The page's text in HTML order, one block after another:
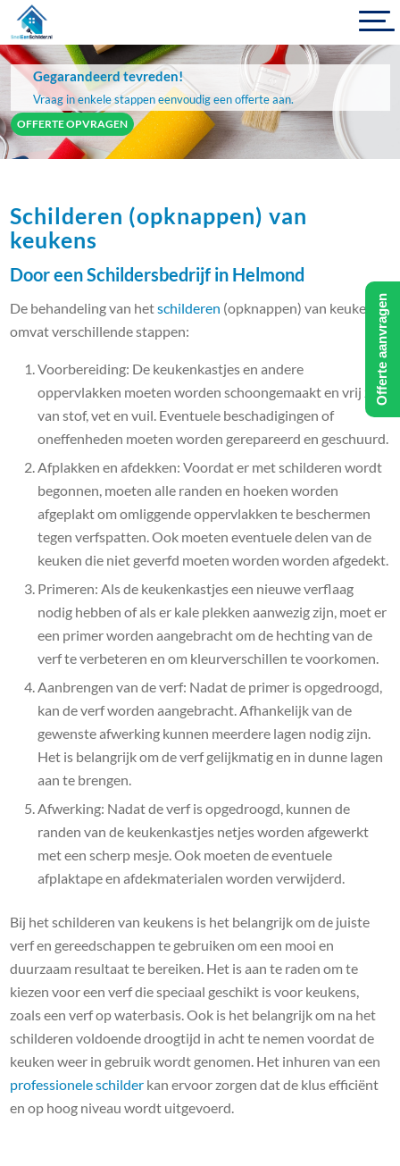
Gegarandeerd tevreden!
Vraag in enkele stappen eenvoudig een offerte aan.
OFFERTE OPVRAGEN
Schilderen (opknappen) van
keukens
Door een Schildersbedrijf in Helmond
De behandeling van hetschilderen (opknappen) van keukens
omvat verschillende stappen:
Voorbereiding: De keukenkastjes en andere
oppervlakken moeten worden schoongemaakt en vrij zijn
van stof, vet en vuil. Eventuele beschadigingen of
oneffenheden moeten worden gerepareerd en geschuurd.
Afplakken en afdekken: Voordat er met schilderen wordt
begonnen, moeten alle randen en hoeken worden
afgeplakt om omliggende oppervlakken te beschermen
tegen verfspatten. Ook moeten eventuele delen van de
keuken die niet geverfd moeten worden worden afgedekt.
Primeren: Als de keukenkastjes een nieuwe verflaag
nodig hebben of als er kale plekken aanwezig zijn, moet er
een primer worden aangebracht om de hechting van de
verf te verbeteren en om kleurverschillen te voorkomen.
Aanbrengen van de verf: Nadat de primer is opgedroogd,
kan de verf worden aangebracht. Afhankelijk van de
gewenste afwerking kunnen meerdere lagen nodig zijn.
Het is belangrijk om de verf gelijkmatig en in dunne lagen
aan te brengen.
Afwerking: Nadat de verf is opgedroogd, kunnen de
randen van de keukenkastjes netjes worden afgewerkt
met een scherp mesje. Ook moeten de eventuele
afplaktape en afdekmaterialen worden verwijderd.
Bij het schilderen van keukens is het belangrijk om de juiste
verf en gereedschappen te gebruiken om een mooi en
duurzaam resultaat te bereiken. Het is aan te raden om te
kiezen voor een verf die speciaal geschikt is voor keukens,
zoals een verf op waterbasis. Ook is het belangrijk om na het
schilderen voldoende droogtijd in acht te nemen voordat de
keuken weer in gebruik wordt genomen. Het inhuren van een
professionele schilder kan ervoor zorgen dat de klus efficiënt
en op hoog niveau wordt uitgevoerd.
Offerte aanvragen